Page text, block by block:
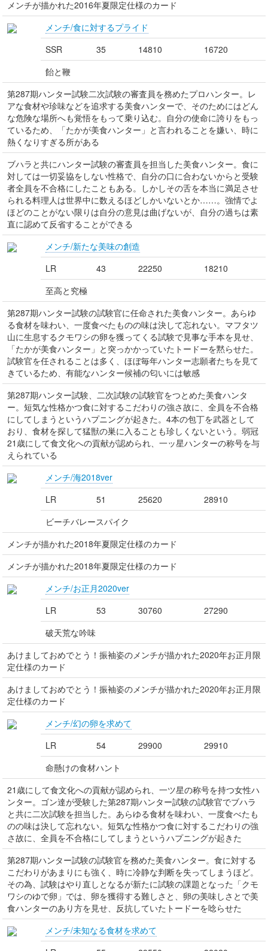
メンチが描かれた2016年夏限定仕様のカード
メンチ/食に対するプライド
SSR
35 14810
16720
飴と鞭
第287期ハンター試験二次試験の審査員を務めたプロハンター。レ
アな食材や珍味などを追求する美食ハンターで、そのためにはどん
な危険な場所へも覚悟をもって乗り込む。自分の使命に誇りをもっ
ているため、「たかが美食ハンター」と言われることを嫌い、時に
熱くなりすぎる所がある
ブハラと共にハンター試験の審査員を担当した美食ハンター。食に
対しては一切妥協をしない性格で、自分の口に合わないからと受験
者全員を不合格にしたこともある。しかしその舌を本当に満足させ
られる料理人は世界中に数えるほどしかいないとか……。強情でよ
ほどのことがない限りは自分の意見は曲げないが、自分の過ちは素
直に認めて反省することができる
メンチ/新たな美味の創造
LR
43 22250
18210
至高と究極
第287期ハンター試験の試験官に任命された美食ハンター。あらゆ
る食材を味わい、一度食べたものの味は決して忘れない。マフタツ
山に生息するクモワシの卵を獲ってくる試験で見事な手本を見せ、
「たかが美食ハンター」と突っかかっていたトードーを黙らせた。
試験官を任されることは多く、ほぼ毎年ハンター志願者たちを見て
きているため、有能なハンター候補の匂いには敏感
第287期ハンター試験、二次試験の試験官をつとめた美食ハンタ
ー。短気な性格かつ食に対するこだわりの強さ故に、全員を不合格
にしてしまうというハプニングが起きた。4本の包丁を武器として
おり、食材を探して猛獣の巣に入ることも珍しくないという。弱冠
21歳にして食文化への貢献が認められ、一ッ星ハンターの称号を与
えられている
メンチ/海2018ver
LR
51 25620
28910
ビーチバレースパイク
メンチが描かれた2018年夏限定仕様のカード
メンチが描かれた2018年夏限定仕様のカード
メンチ/お正月2020ver
LR
53 30760
27290
破天荒な吟味
あけましておめでとう！振袖姿のメンチが描かれた2020年お正月限
定仕様のカード
あけましておめでとう！振袖姿のメンチが描かれた2020年お正月限
定仕様のカード
メンチ/幻の卵を求めて
LR
54 29900
29910
命懸けの食材ハント
21歳にして食文化への貢献が認められ、一ツ星の称号を持つ女性ハ
ンター。ゴン達が受験した第287期ハンター試験の試験官でブハラ
と共に二次試験を担当した。あらゆる食材を味わい、一度食べたも
のの味は決して忘れない。短気な性格かつ食に対するこだわりの強
さ故に、全員を不合格にしてしまうというハプニングが起きた
第287期ハンター試験の試験官を務めた美食ハンター。食に対する
こだわりがあまりにも強く、時に冷静な判断を失ってしまうほど。
その為、試験はやり直しとなるが新たに試験の課題となった「クモ
ワシのゆで卵」では、卵を獲得する難しさと、卵の美味しさとで美
食ハンターのあり方を見せ、反抗していたトードーを唸らせた
メンチ/未知なる食材を求めて